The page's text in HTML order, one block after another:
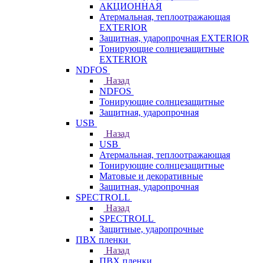
АКЦИОННАЯ
Атермальная, теплоотражающая
EXTERIOR
Защитная, ударопрочная EXTERIOR
Тонирующие солнцезащитные
EXTERIOR
NDFOS
Назад
NDFOS
Тонирующие солнцезащитные
Защитная, ударопрочная
USB
Назад
USB
Атермальная, теплоотражающая
Тонирующие солнцезащитные
Матовые и декоративные
Защитная, ударопрочная
SPECTROLL
Назад
SPECTROLL
Защитные, ударопрочные
ПВХ пленки
Назад
ПВХ пленки